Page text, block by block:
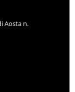
Aosta n.